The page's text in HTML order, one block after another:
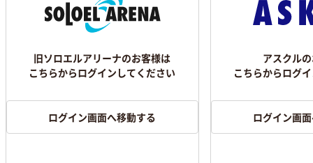
旧ソロエルアリーナのお客様は
こちらからログインしてください
ログイン画面へ移動する
アスクル
こちらからログ
ログイン画